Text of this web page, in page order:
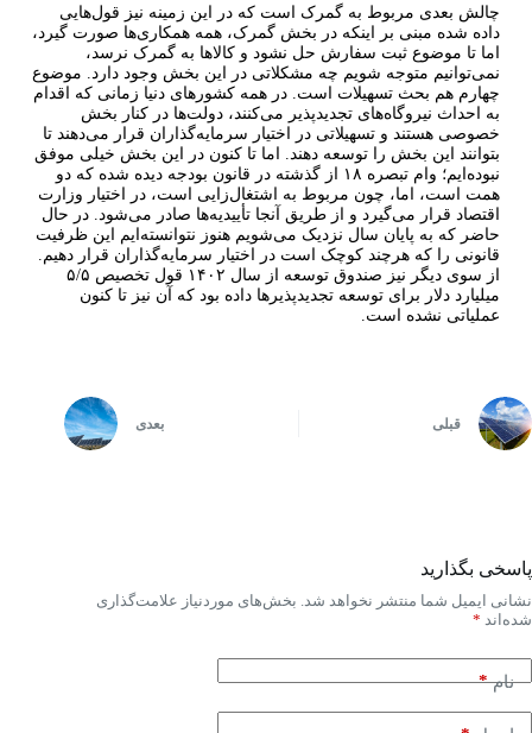
چالش بعدی مربوط به گمرک است که در این زمینه نیز قول‌هایی
داده شده مبنی بر اینکه در بخش گمرک، همه همکاری‌ها صورت گیرد،
اما تا موضوع ثبت سفارش حل نشود و کالاها به گمرک نرسد،
نمی‌توانیم متوجه شویم چه مشکلاتی در این بخش وجود دارد. موضوع
چهارم هم بحث تسهیلات است. در همه کشورهای دنیا زمانی که اقدام
به احداث نیروگاه‌های تجدیدپذیر می‌کنند، دولت‌ها در کنار بخش
خصوصی هستند و تسهیلاتی در اختیار سرمایه‌گذاران قرار می‌دهند تا
بتوانند این بخش را توسعه دهند. اما تا کنون در این بخش خیلی موفق
نبوده‌ایم؛ وام تبصره ۱۸ از گذشته در قانون بودجه دیده شده که دو
همت است، اما، چون مربوط به اشتغال‌زایی است، در اختیار وزارت
اقتصاد قرار می‌گیرد و از طریق آنجا تأییدیه‌ها صادر می‌شود. در حال
حاضر که به پایان سال نزدیک می‌شویم هنوز نتوانسته‌ایم این ظرفیت
قانونی را که هرچند کوچک است در اختیار سرمایه‌گذاران قرار دهیم.
از سوی دیگر نیز صندوق توسعه از سال ۱۴۰۲ قول تخصیص ۵/۵
میلیارد دلار برای توسعه تجدیدپذیرها داده بود که آن نیز تا کنون
عملیاتی نشده است.
قبلی بعدی
پاسخی بگذارید
نشانی ایمیل شما منتشر نخواهد شد. بخش‌های موردنیاز علامت‌گذاری
شده‌اند *
نام*